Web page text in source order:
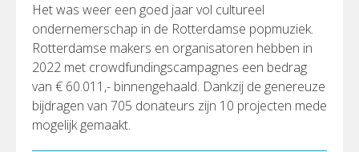
Het was weer een goed jaar vol cultureel
ondernemerschap in de Rotterdamse popmuziek.
Rotterdamse makers en organisatoren hebben in
2022 met crowdfundingscampagnes een bedrag
van € 60.011,- binnengehaald. Dankzij de genereuze
bijdragen van 705 donateurs zijn 10 projecten mede
mogelijk gemaakt.